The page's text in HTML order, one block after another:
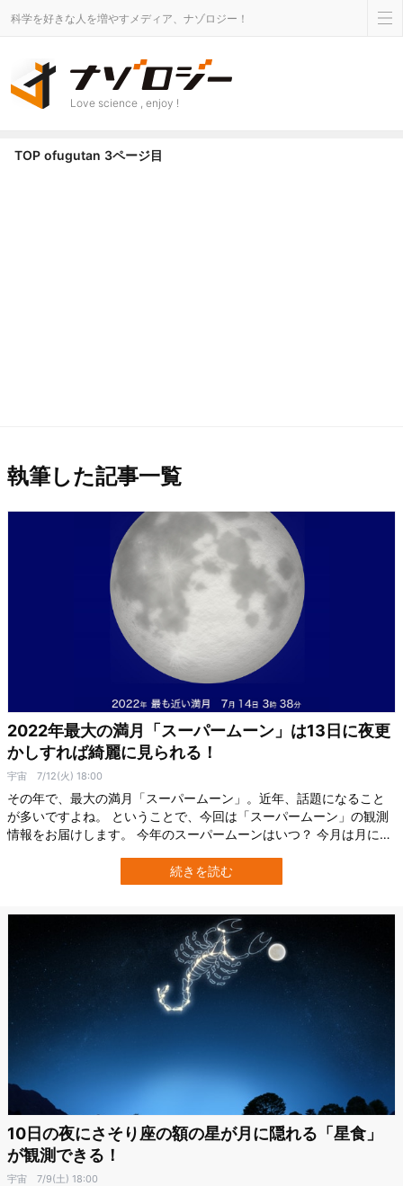
科学を好きな人を増やすメディア、ナゾロジー！
Love science , enjoy !
TOP ofugutan 3ページ目
執筆した記事一覧
2022年最大の満月「スーパームーン」は13日に夜更
かしすれば綺麗に見られる！
宇宙 7/12(火) 18:00
その年で、最大の満月「スーパームーン」。近年、話題になること
が多いですよね。 ということで、今回は「スーパームーン」の観測
情報をお届けします。 今年のスーパームーンはいつ？ 今月は月に関
星「シェバ」が月に隠される「星食」がありましたが、ご覧になり
続きを読む
10日の夜にさそり座の額の星が月に隠れる「星食」
が観測できる！
宇宙 7/9(土) 18:00